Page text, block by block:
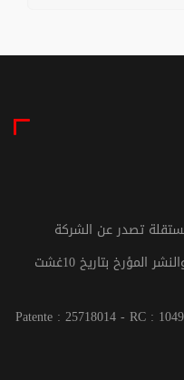
الإيداع القانوني طبقا لقانون الصحافة والنشر المؤرخ بتاريخ 10غشت
Patente : 25718014 - RC :